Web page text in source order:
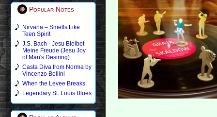
Popular Notes
Nirvana – Smells Like
Teen Spirit
J.S. Bach - Jesu Bleibet
Meine Freude (Jesu Joy
of Man's Desiring)
Casta Diva from Norma by
Vincenzo Bellini
When the Levee Breaks
Legendary St. Louis Blues